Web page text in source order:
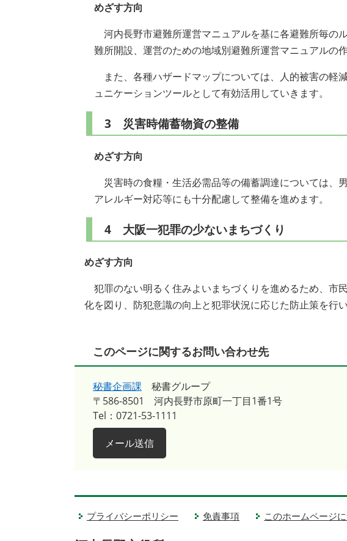
めざす方向
河内長野市避難所運営マニュアルを基に各避難所毎の
難所開設、運営のための地域別避難所運営マニュアルの作
また、各種ハザードマップについては、人的被害の軽
ュニケーションツールとして有効活用していきます。
3 災害時備蓄物資の整備
めざす方向
災害時の食糧・生活必需品等の備蓄調達については、
アレルギー対応等にも十分配慮して整備を進めます。
4 大阪一犯罪の少ないまちづくり
めざす方向
犯罪のない明るく住みよいまちづくりを進めるため、市
化を図り、防犯意識の向上と犯罪状況に応じた防止策を行
このページに関するお問い合わせ先
秘書企画課
秘書グループ
〒586-8501
河内長野市原町一丁目1番1号
Tel：0721-53-1111
メール送信
プライバシーポリシー 免責事項 このホームページ